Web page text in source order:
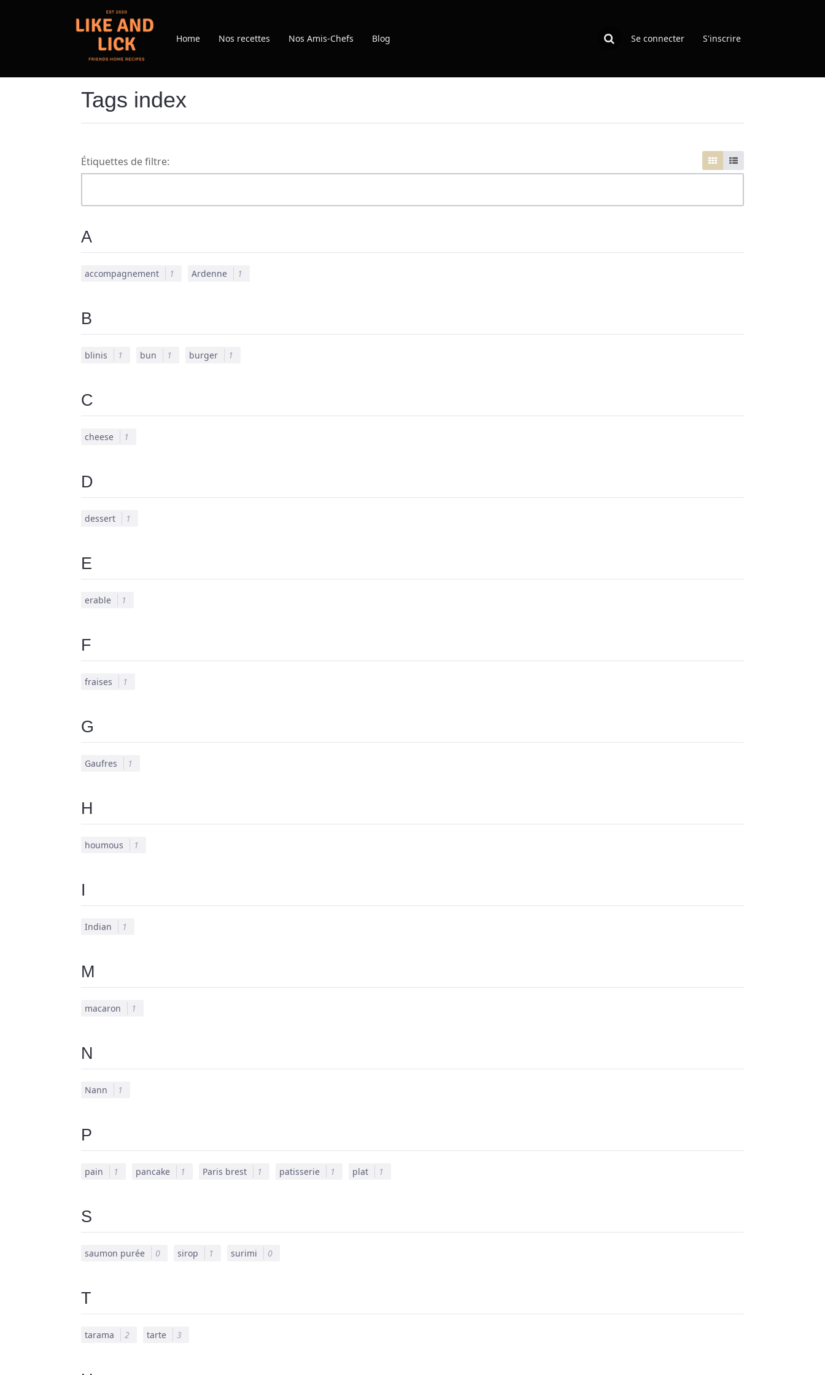
Home Nos recettes Nos Amis-Chefs Blog Se connecter S'inscrire
Tags index
Étiquettes de filtre:
A
accompagnement 1 Ardenne 1
B
blinis 1 bun 1 burger 1
C
cheese 1
D
dessert 1
E
erable 1
F
fraises 1
G
Gaufres 1
H
houmous 1
I
Indian 1
M
macaron 1
N
Nann 1
P
pain 1 pancake 1 Paris brest 1 patisserie 1 plat 1
S
saumon purée 0 sirop 1 surimi 0
T
tarama 2 tarte 3